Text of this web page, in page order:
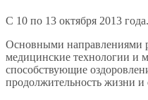
С 10 по 13 октября 2013 года.
Основными направлениями
медицинские технологии и
способствующие
продолжительность жизни